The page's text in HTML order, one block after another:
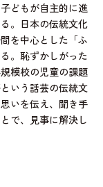
どもが自主的に進
。日本の伝統文化
を中心とした「ふ
。恥ずかしがった
模校の児童の課題
いう話芸の伝統文
いを伝え、聞き手
で、見事に解決し